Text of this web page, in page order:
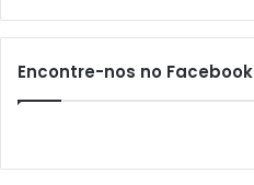
Encontre-nos no Facebook